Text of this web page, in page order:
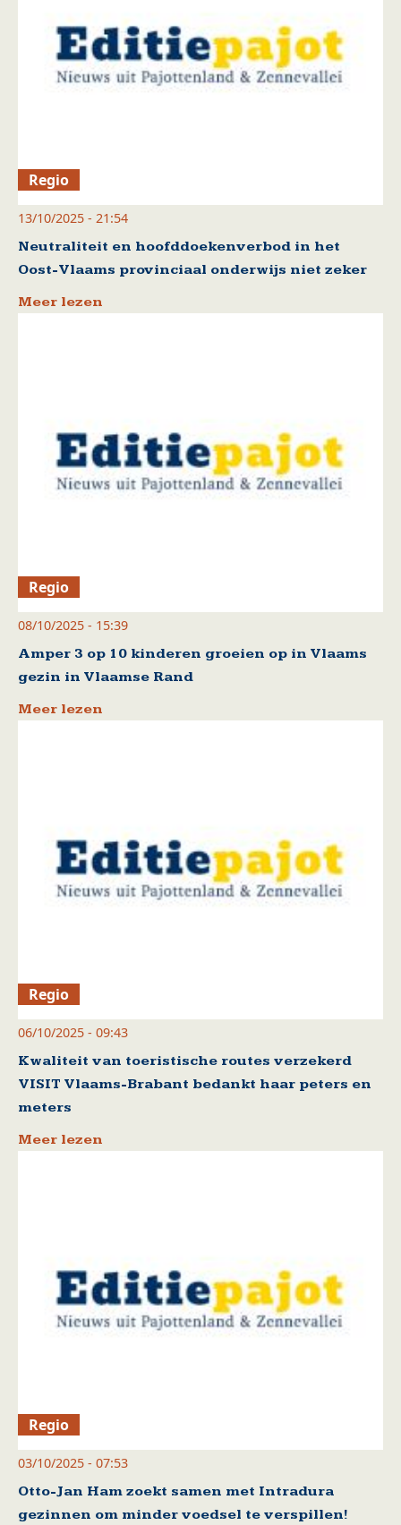
Regio
13/10/2025 - 21:54
Neutraliteit en hoofddoekenverbod in het
Oost-Vlaams provinciaal onderwijs niet zeker
Meer lezen
Regio
08/10/2025 - 15:39
Amper 3 op 10 kinderen groeien op in Vlaams
gezin in Vlaamse Rand
Meer lezen
Regio
06/10/2025 - 09:43
Kwaliteit van toeristische routes verzekerd
VISIT Vlaams-Brabant bedankt haar peters en
meters
Meer lezen
Regio
03/10/2025 - 07:53
Otto-Jan Ham zoekt samen met Intradura
gezinnen om minder voedsel te verspillen!